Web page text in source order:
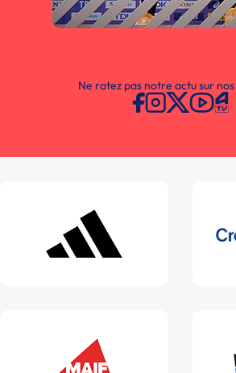
Ne ratez pas notre actu sur